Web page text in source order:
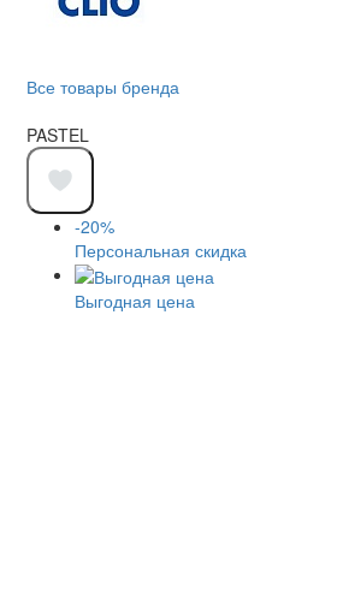
Все товары бренда
PASTEL
-20%
Персональная скидка
Выгодная цена